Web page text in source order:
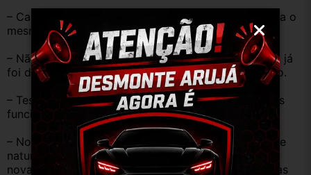
– Caso o código original da peça do seu veículo seja o
mesmo descrito no anúncio servirá perfeitamente.
– Não temos informação sobre o KM, pois o veículo já
foi desmontado. No entanto, estão em ótimo estado.
– Testamos as peças antes de anunciar e enviar, elas
funcionam perfeitamente.
– Nossas peças são USADAS e apresentam desgaste
natural pelo tempo. Peças perfeitas são apenas as
novas e sem uso. No entanto, garantimos que nossas